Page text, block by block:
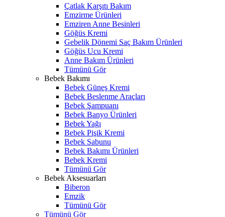
Çatlak Karşıtı Bakım
Emzirme Ürünleri
Emziren Anne Besinleri
Göğüs Kremi
Gebelik Dönemi Saç Bakım Ürünleri
Göğüs Ucu Kremi
Anne Bakım Ürünleri
Tümünü Gör
Bebek Bakımı
Bebek Güneş Kremi
Bebek Beslenme Araçları
Bebek Şampuanı
Bebek Banyo Ürünleri
Bebek Yağı
Bebek Pişik Kremi
Bebek Sabunu
Bebek Bakımı Ürünleri
Bebek Kremi
Tümünü Gör
Bebek Aksesuarları
Biberon
Emzik
Tümünü Gör
Tümünü Gör